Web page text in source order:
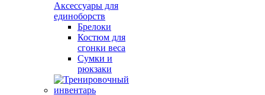
Аксессуары для
единоборств
Брелоки
Костюм для
сгонки веса
Сумки и
рюкзаки